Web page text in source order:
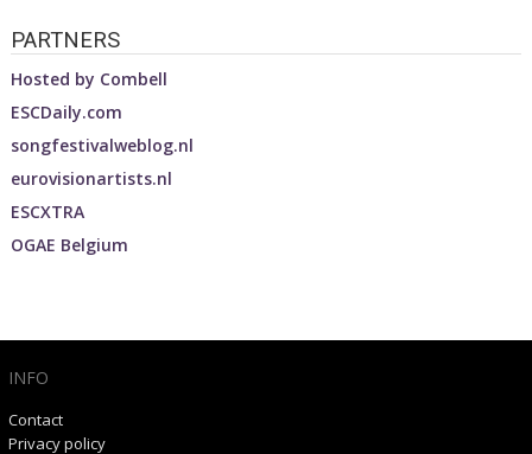
PARTNERS
Hosted by Combell
ESCDaily.com
songfestivalweblog.nl
eurovisionartists.nl
ESCXTRA
OGAE Belgium
INFO
Contact
Privacy policy